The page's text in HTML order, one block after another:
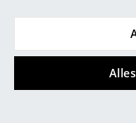
Uhren
Diese Artikel